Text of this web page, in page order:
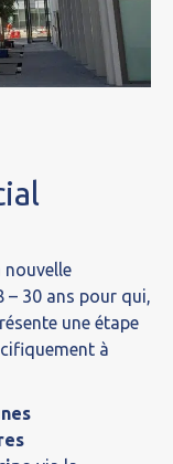
nouvelle
– 30 ans pour qui,
une étape
à